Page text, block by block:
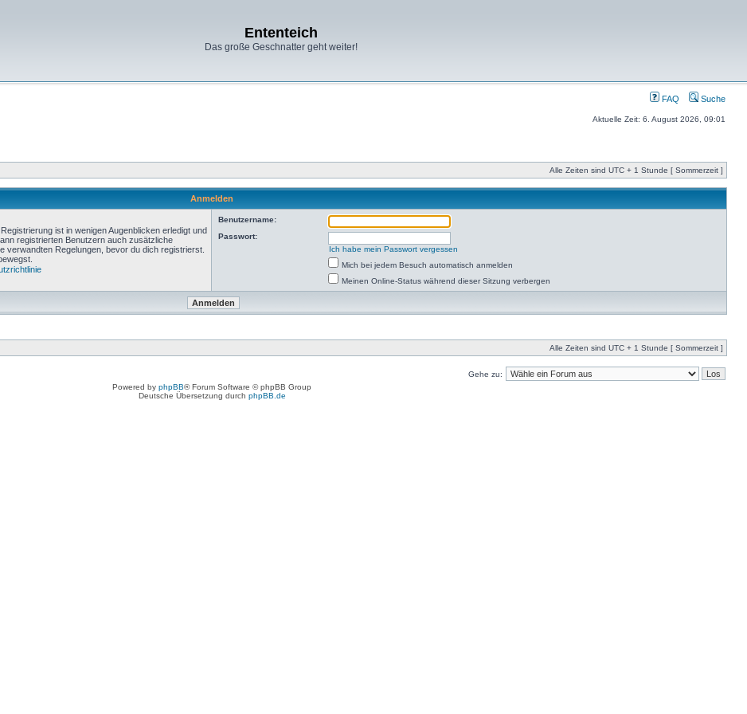
Ententeich
Das große Geschnatter geht weiter!
FAQ Suche
Aktuelle Zeit: 6. August 2026, 09:01
Alle Zeiten sind UTC + 1 Stunde [ Sommerzeit ]
Anmelden
ist in wenigen Augenblicken erledigt und
registrierten Benutzern auch zusätzliche
verwandten Regelungen, bevor du dich registrierst.
Benutzername:
Passwort:
Ich habe mein Passwort vergessen
Mich bei jedem Besuch automatisch anmelden
Meinen Online-Status während dieser Sitzung verbergen
Alle Zeiten sind UTC + 1 Stunde [ Sommerzeit ]
Gehe zu:
Powered by phpBB® Forum Software © phpBB Group
Deutsche Übersetzung durch phpBB.de